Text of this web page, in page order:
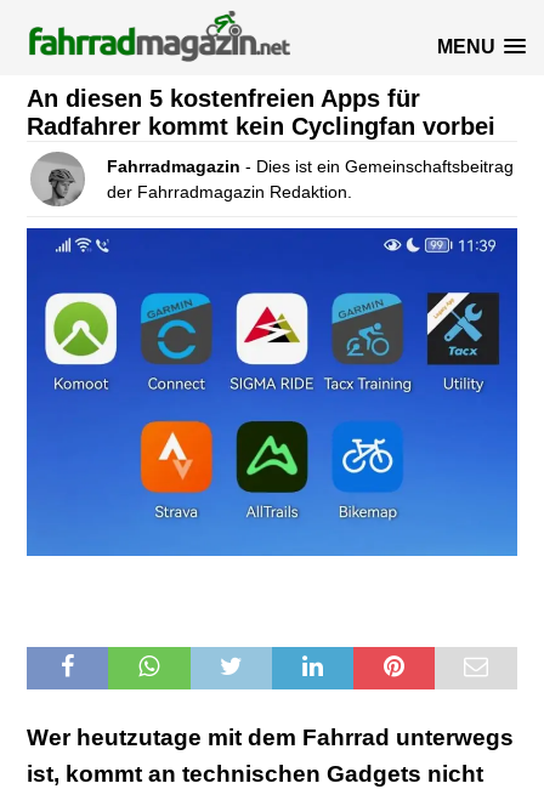
MENU
An diesen 5 kostenfreien Apps für
Radfahrer kommt kein Cyclingfan vorbei
Fahrradmagazin - Dies ist ein Gemeinschaftsbeitrag
der Fahrradmagazin Redaktion.
Wer heutzutage mit dem Fahrrad unterwegs
ist, kommt an technischen Gadgets nicht